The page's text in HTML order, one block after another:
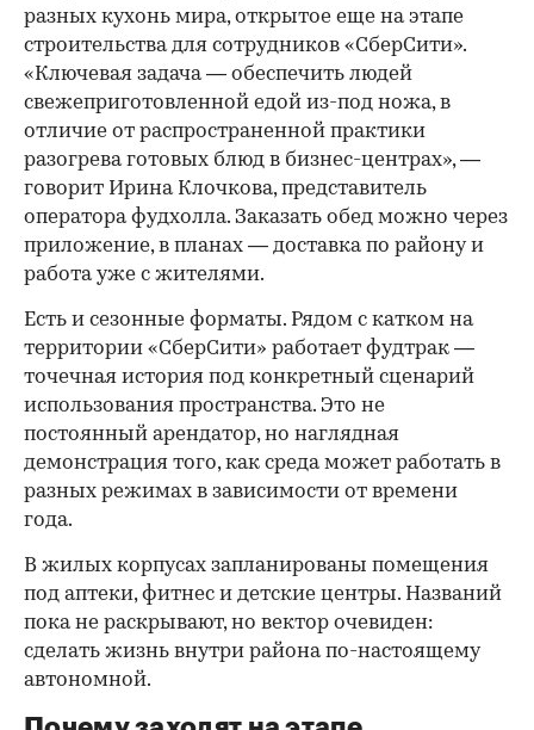
разных кухонь мира, открытое еще на этапе
строительства для сотрудников «СберСити».
«Ключевая задача — обеспечить людей
свежеприготовленной едой из-под ножа, в
отличие от распространенной практики
разогрева готовых блюд в бизнес-центрах», —
говорит Ирина Клочкова, представитель
оператора фудхолла. Заказать обед можно через
приложение, в планах — доставка по району и
работа уже с жителями.
Есть и сезонные форматы. Рядом с катком на
территории «СберСити» работает фудтрак —
точечная история под конкретный сценарий
использования пространства. Это не
постоянный арендатор, но наглядная
демонстрация того, как среда может работать в
разных режимах в зависимости от времени
года.
В жилых корпусах запланированы помещения
под аптеки, фитнес и детские центры. Названий
пока не раскрывают, но вектор очевиден:
сделать жизнь внутри района по-настоящему
автономной.